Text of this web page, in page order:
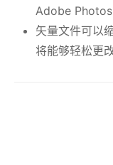
Adobe
矢量文件可以
将能够轻松更